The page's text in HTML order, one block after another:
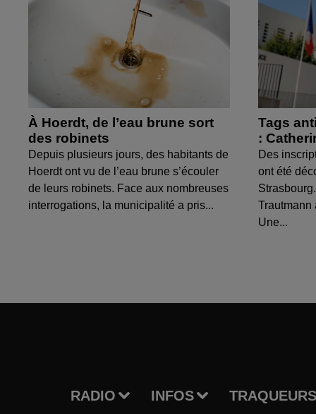
À Hoerdt, de l’eau brune sort
des robinets
Depuis plusieurs jours, des habitants de
Hoerdt ont vu de l’eau brune s’écouler
de leurs robinets. Face aux nombreuses
interrogations, la municipalité a pris...
Tags
:
Des
ont été
Trautmann
Une...
RADIO INFOS